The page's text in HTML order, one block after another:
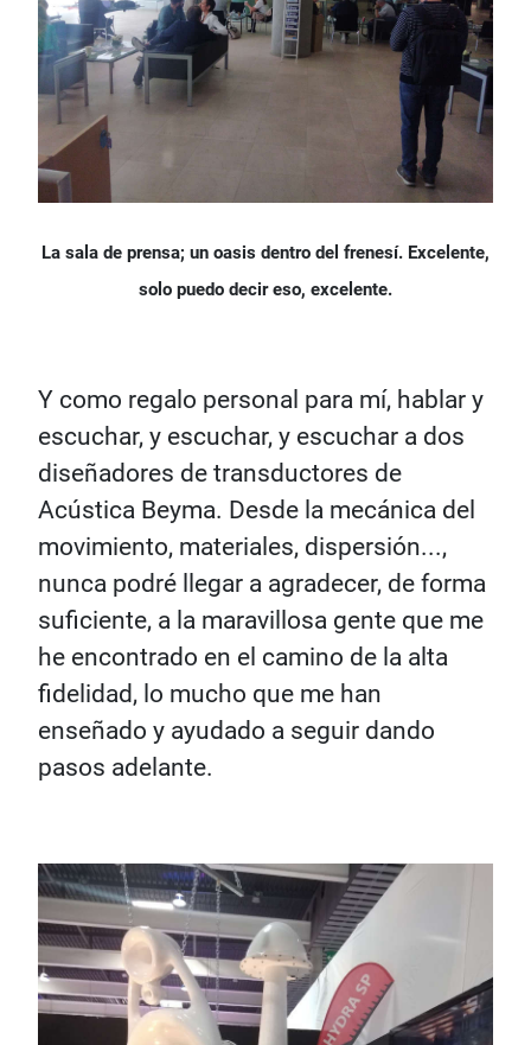
La sala de prensa; un oasis dentro del frenesí. Excelente,
solo puedo decir eso, excelente.
Y como regalo personal para mí, hablar y
escuchar, y escuchar, y escuchar a dos
diseñadores de transductores de
Acústica Beyma. Desde la mecánica del
movimiento, materiales, dispersión...,
nunca podré llegar a agradecer, de forma
suficiente, a la maravillosa gente que me
he encontrado en el camino de la alta
fidelidad, lo mucho que me han
enseñado y ayudado a seguir dando
pasos adelante.